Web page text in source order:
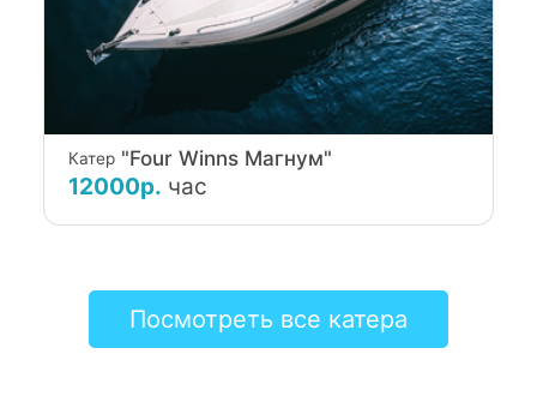
Катер"Four Winns Магнум"
12000р. час
Посмотреть все катера